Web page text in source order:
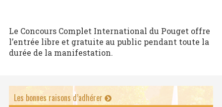
Le Concours Complet International du Pouget offre
l’entrée libre et gratuite au public pendant toute la
durée de la manifestation.
Les bonnes raisons d’adhérer